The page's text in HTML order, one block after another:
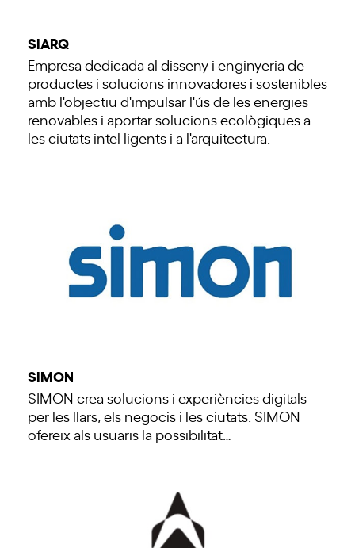
SIARQ
Empresa dedicada al disseny i enginyeria de
productes i solucions innovadores i sostenibles
amb l'objectiu d'impulsar l'ús de les energies
renovables i aportar solucions ecològiques a
les ciutats intel·ligents i a l'arquitectura.
SIMON
SIMON crea solucions i experiències digitals
per les llars, els negocis i les ciutats. SIMON
ofereix als usuaris la possibilitat…